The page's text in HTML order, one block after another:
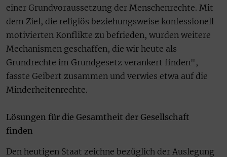
einer Grundvoraussetzung der Menschenrechte. Mit
dem Ziel, die religiös beziehungsweise konfessionell
motivierten Konflikte zu befrieden, wurden weitere
Mechanismen geschaffen, die wir heute als
Grundrechte im Grundgesetz verankert finden",
fasste Geibert zusammen und verwies etwa auf die
Minderheitenrechte.
Lösungen für die Gesamtheit der Gesellschaft
finden
Den heutigen Staat zeichne bezüglich der Auslegung